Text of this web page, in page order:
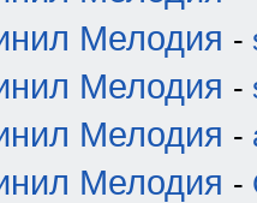
Мелодия -
Мелодия -
Мелодия -
Мелодия -